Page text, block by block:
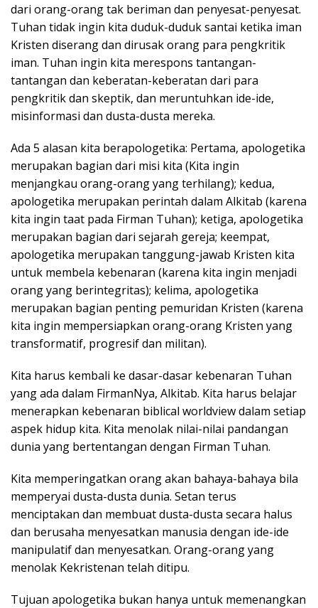
dari orang-orang tak beriman dan penyesat-penyesat.
Tuhan tidak ingin kita duduk-duduk santai ketika iman
Kristen diserang dan dirusak orang para pengkritik
iman. Tuhan ingin kita merespons tantangan-
tantangan dan keberatan-keberatan dari para
pengkritik dan skeptik, dan meruntuhkan ide-ide,
misinformasi dan dusta-dusta mereka.
Ada 5 alasan kita berapologetika: Pertama, apologetika
merupakan bagian dari misi kita (Kita ingin
menjangkau orang-orang yang terhilang); kedua,
apologetika merupakan perintah dalam Alkitab (karena
kita ingin taat pada Firman Tuhan); ketiga, apologetika
merupakan bagian dari sejarah gereja; keempat,
apologetika merupakan tanggung-jawab Kristen kita
untuk membela kebenaran (karena kita ingin menjadi
orang yang berintegritas); kelima, apologetika
merupakan bagian penting pemuridan Kristen (karena
kita ingin mempersiapkan orang-orang Kristen yang
transformatif, progresif dan militan).
Kita harus kembali ke dasar-dasar kebenaran Tuhan
yang ada dalam FirmanNya, Alkitab. Kita harus belajar
menerapkan kebenaran biblical worldview dalam setiap
aspek hidup kita. Kita menolak nilai-nilai pandangan
dunia yang bertentangan dengan Firman Tuhan.
Kita memperingatkan orang akan bahaya-bahaya bila
memperyai dusta-dusta dunia. Setan terus
menciptakan dan membuat dusta-dusta secara halus
dan berusaha menyesatkan manusia dengan ide-ide
manipulatif dan menyesatkan. Orang-orang yang
menolak Kekristenan telah ditipu.
Tujuan apologetika bukan hanya untuk memenangkan